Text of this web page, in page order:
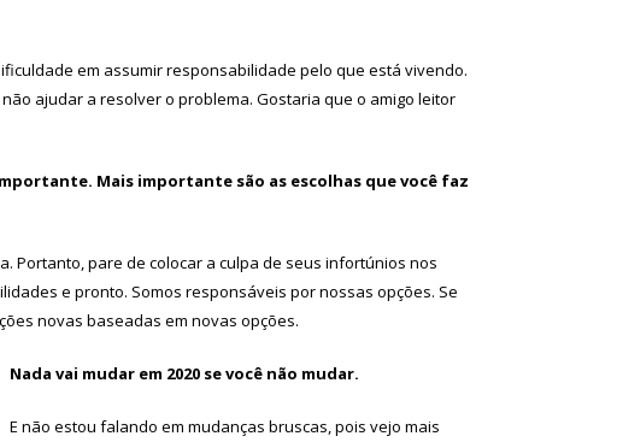
em assumir responsabilidade pelo que está vivendo.
ajudar a resolver o problema. Gostaria que o amigo leitor
Mais importante são as escolhas que você faz
Portanto, pare de colocar a culpa de seus infortúnios nos
e pronto. Somos responsáveis por nossas opções. Se
novas baseadas em novas opções.
Nada vai mudar em 2020 se você não mudar.
E não estou falando em mudanças bruscas, pois vejo mais